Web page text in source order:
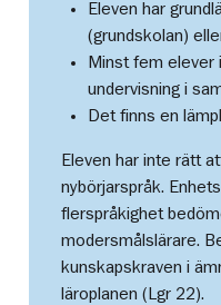
Eleven har
(grundskolan)
Minst fem elever
undervisning i
Det finns en
Eleven har inte rätt
nybörjarspråk.
flerspråkighet
modersmålslärare.
kunskapskraven i
läroplanen (Lgr 22).